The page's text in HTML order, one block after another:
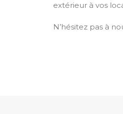
extérieur à vos
N’hésitez pas à